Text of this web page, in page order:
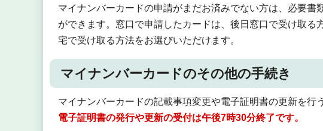
マイナンバーカードの申請がまだお済みでない方は、必要
ができます。窓口で申請したカードは、後日窓口で受け取
宅で受け取る方法をお選びいただけます。
マイナンバーカードのその他の手続き
マイナンバーカードの記載事項変更や電子証明書の更新を行
電子証明書の発行や更新の受付は午後7時30分終了です。